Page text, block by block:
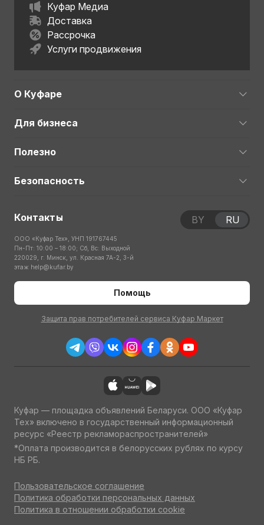
Куфар Медиа
Доставка
Рассрочка
Услуги продвижения
О Куфаре
Для бизнеса
Полезно
Безопасность
Контакты
ООО «Куфар Тех», УНП 191767445
Пн-Пт: 10:00 – 18:00; Сб, Вс: Выходной
220029, г. Минск, ул. Красная 7А-2, 3-й
этаж help@kufar.by
Помощь
Защита прав потребителей сервиса Куфар Маркет
BY RU
Куфар — площадка объявлений Беларуси. ООО «Куфар
Тех» включено в государственный информационный
ресурс «Реестр рекламораспространителей»
*Оплата производится в белорусских рублях по курсу
НБ РБ.
Пользовательское соглашение
Политика обработки персональных данных
Политика в отношении обработки cookie